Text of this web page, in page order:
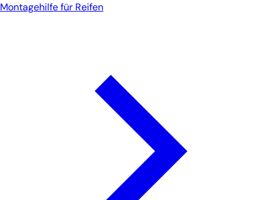
Montagehilfe für Reifen